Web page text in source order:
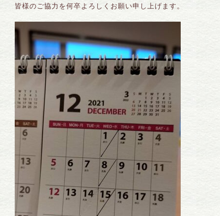
皆様のご協力を何卒よろしくお願い申し上げます。